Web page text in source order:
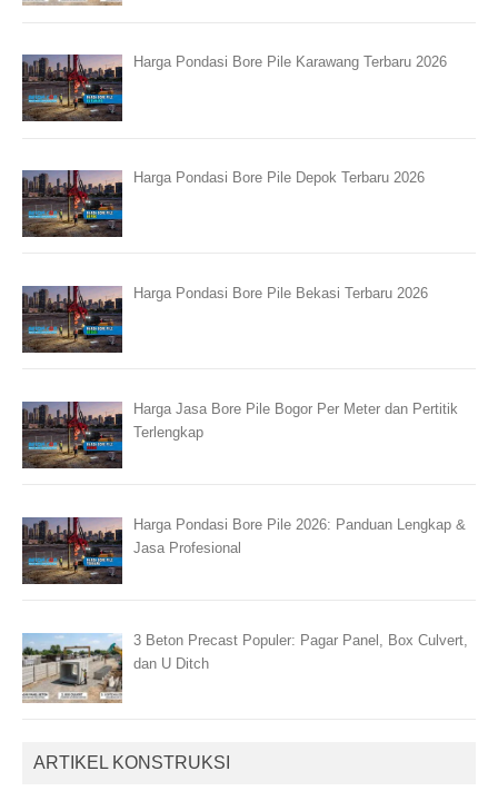
Harga Pondasi Bore Pile Karawang Terbaru 2026
Harga Pondasi Bore Pile Depok Terbaru 2026
Harga Pondasi Bore Pile Bekasi Terbaru 2026
Harga Jasa Bore Pile Bogor Per Meter dan Pertitik
Terlengkap
Harga Pondasi Bore Pile 2026: Panduan Lengkap &
Jasa Profesional
3 Beton Precast Populer: Pagar Panel, Box Culvert,
dan U Ditch
ARTIKEL KONSTRUKSI